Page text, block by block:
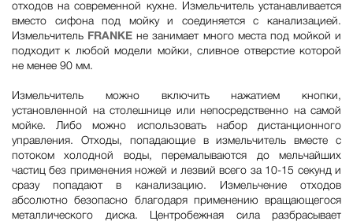
отходов на современной кухне. Измельчитель устанавливается
вместо сифона под мойку и соединяется с канализацией.
Измельчитель
FRANKE не занимает много места под мойкой и
подходит к любой модели мойки, сливное отверстие которой
не менее 90 мм.
Измельчитель можно включить нажатием кнопки,
установленной на столешнице или непосредственно на самой
мойке. Либо можно использовать набор дистанционного
управления. Отходы, попадающие в измельчитель вместе с
потоком холодной воды, перемалываются до мельчайших
частиц без применения ножей и лезвий всего за 10-15 секунд и
сразу попадают в канализацию. Измельчение отходов
абсолютно безопасно благодаря применению вращающегося
металлического диска. Центробежная сила разбрасывает